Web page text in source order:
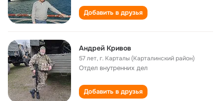
Добавить в друзья
Андрей Кривов
57 лет,г. Карталы (Карталинский район)
Отдел внутренних дел
Добавить в друзья